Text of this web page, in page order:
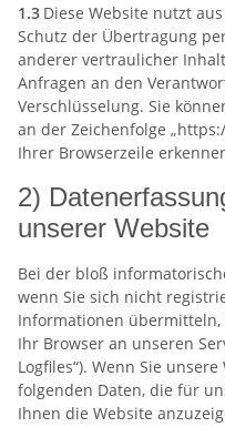
1.3 Diese Website nutzt
Schutz der Übertragung
anderer vertraulicher
Anfragen an den
Verschlüsselung. Sie
an der Zeichenfolge
Ihrer Browserzeile
2)
unserer Website
Bei der bloß
wenn Sie sich nicht
Informationen
Ihr Browser an unseren
Logfiles“). Wenn Sie
folgenden Daten, die für
Ihnen die Website